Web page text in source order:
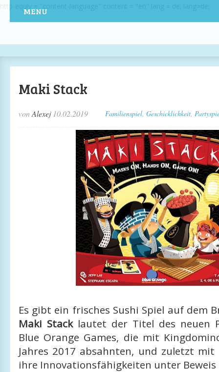
MENU
Maki Stack
vonAlexej 10.02.2019 Familienspiel, Geschicklichkeit,
Es gibt ein frisches Sushi Spiel auf dem
Maki Stacklautet der Titel des neuen
Blue Orange Games, die mit
Jahres 2017 absahnten, und zuletzt mit
ihre Innovationsfähigkeiten unter